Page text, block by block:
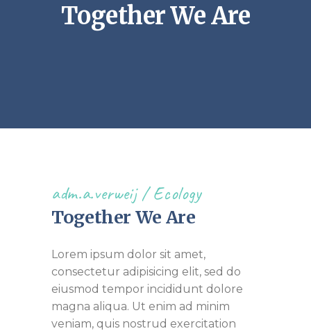
Together We Are
adm.a.verweij Ecology
Together We Are
Lorem ipsum dolor sit amet,
consectetur adipisicing elit, sed do
eiusmod tempor incididunt dolore
magna aliqua. Ut enim ad minim
veniam, quis nostrud exercitation